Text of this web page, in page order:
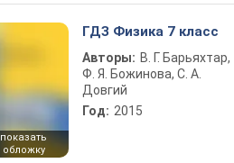
показать
обложку
ГДЗ Физика 7 класс
Авторы: В. Г. Барьяхтар,
Ф. Я. Божинова, С. А.
Довгий
Год: 2015